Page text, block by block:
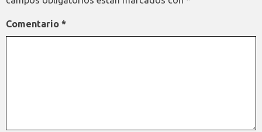
Comentario *